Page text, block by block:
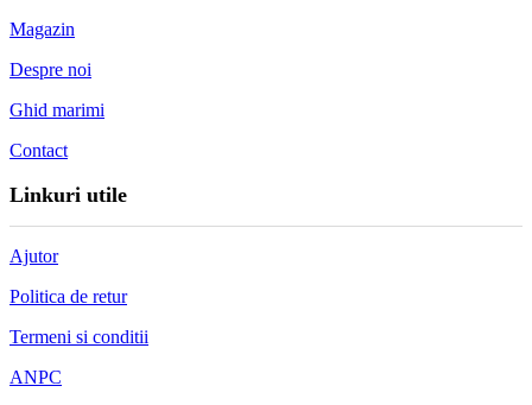
Magazin
Despre noi
Ghid marimi
Contact
Linkuri utile
Ajutor
Politica de retur
Termeni si conditii
ANPC